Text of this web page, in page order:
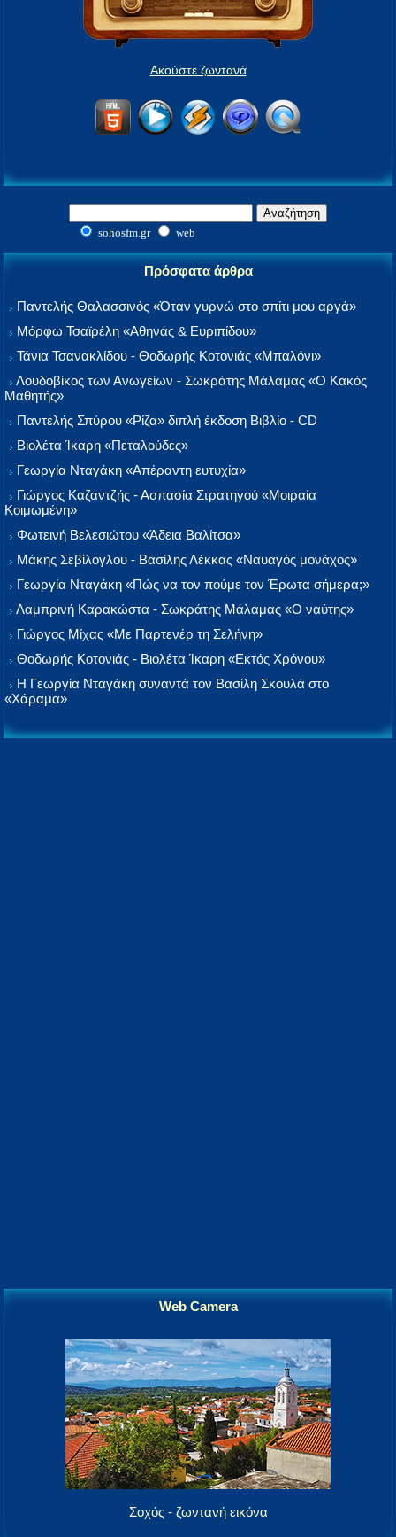
Ακούστε ζωντανά
sohosfm.gr web
Πρόσφατα άρθρα
Παντελής Θαλασσινός «Όταν γυρνώ στο σπίτι μου αργά»
Μόρφω Τσαϊρέλη «Αθηνάς & Ευριπίδου»
Τάνια Τσανακλίδου - Θοδωρής Κοτονιάς «Μπαλόνι»
Λουδοβίκος των Ανωγείων - Σωκράτης Μάλαμας «Ο Κακός
Μαθητής»
Παντελής Σπύρου «Ρίζα» διπλή έκδοση Βιβλίο - CD
Βιολέτα Ίκαρη «Πεταλούδες»
Γεωργία Νταγάκη «Aπέραντη ευτυχία»
Γιώργος Καζαντζής - Ασπασία Στρατηγού «Μοιραία
Κοιμωμένη»
Φωτεινή Βελεσιώτου «Άδεια Βαλίτσα»
Μάκης Σεβίλογλου - Βασίλης Λέκκας «Ναυαγός μονάχος»
Γεωργία Νταγάκη «Πώς να τον πούμε τον Έρωτα σήμερα;»
Λαμπρινή Καρακώστα - Σωκράτης Μάλαμας «Ο ναύτης»
Γιώργος Μίχας «Με Παρτενέρ τη Σελήνη»
Θοδωρής Κοτονιάς - Βιολέτα Ίκαρη «Εκτός Χρόνου»
Η Γεωργία Νταγάκη συναντά τον Βασίλη Σκουλά στο
«Χάραμα»
Web Camera
Σοχός - ζωντανή εικόνα